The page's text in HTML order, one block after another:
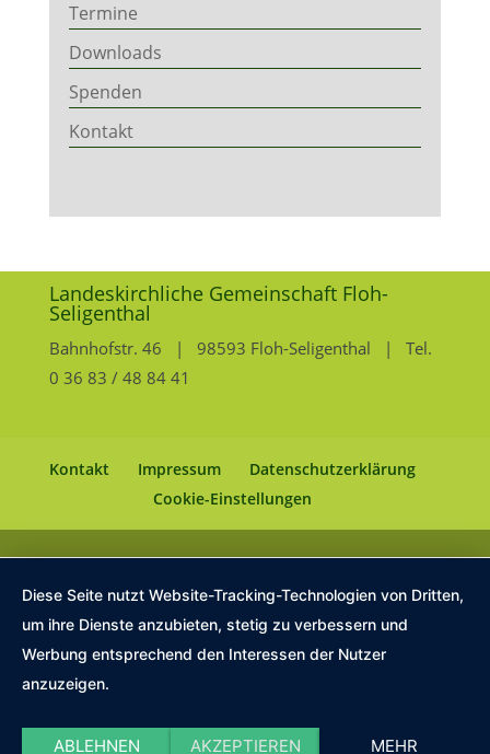
Termine
Downloads
Spenden
Kontakt
Landeskirchliche Gemeinschaft Floh-
Seligenthal
Bahnhofstr. 46 | 98593 Floh-Seligenthal | Tel.
0 36 83 / 48 84 41
Kontakt Impressum
Datenschutzerklärung
Cookie-Einstellungen
Diese Seite nutzt Website-Tracking-Technologien von Dritten,
um ihre Dienste anzubieten, stetig zu verbessern und
Werbung entsprechend den Interessen der Nutzer
anzuzeigen.
ABLEHNEN AKZEPTIEREN MEHR